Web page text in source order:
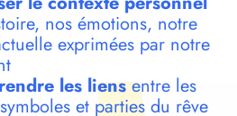
nos émotions, notre
exprimées par notre
les liensentre les
et parties du rêve